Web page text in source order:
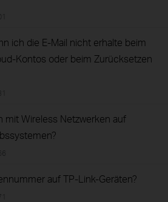
ich die E-Mail nicht erhalte beim
Kontos oder beim Zurücksetzen
mit Wireless Netzwerken auf
auf TP-Link-Geräten?